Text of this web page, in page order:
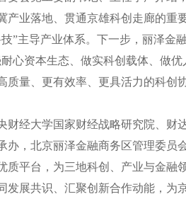
产业落地、贯通京雄科创走廊的重
”主导产业体系。下一步，丽泽金
心资本生态、做实科创载体、做
质量、更有效率、更具活力的科创
财经大学国家财经战略研究院、财
办，北京丽泽金融商务区管理委员
质平台，为三地科创、产业与金融
发展共识、汇聚创新合作动能，为